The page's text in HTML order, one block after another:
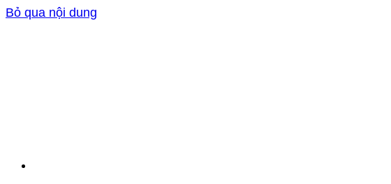
Bỏ qua nội dung